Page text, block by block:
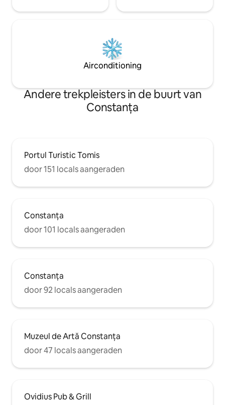
Airconditioning
Andere trekpleisters in de buurt van
Constanța
Portul Turistic Tomis
door 151 locals aangeraden
Constanța
door 101 locals aangeraden
Constanța
door 92 locals aangeraden
Muzeul de Artă Constanța
door 47 locals aangeraden
Ovidius Pub & Grill